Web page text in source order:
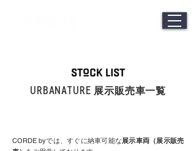
URBANATURE 展示販売車一覧
CORDE byでは、すぐに納車可能な展示車両（展示販売